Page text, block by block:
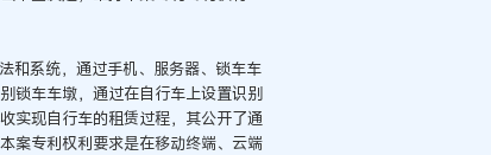
和系统，通过手机、服务器、锁车车
锁车车墩，通过在自行车上设置识别
实现自行车的租赁过程，其公开了通
案专利权利要求是在移动终端、云端